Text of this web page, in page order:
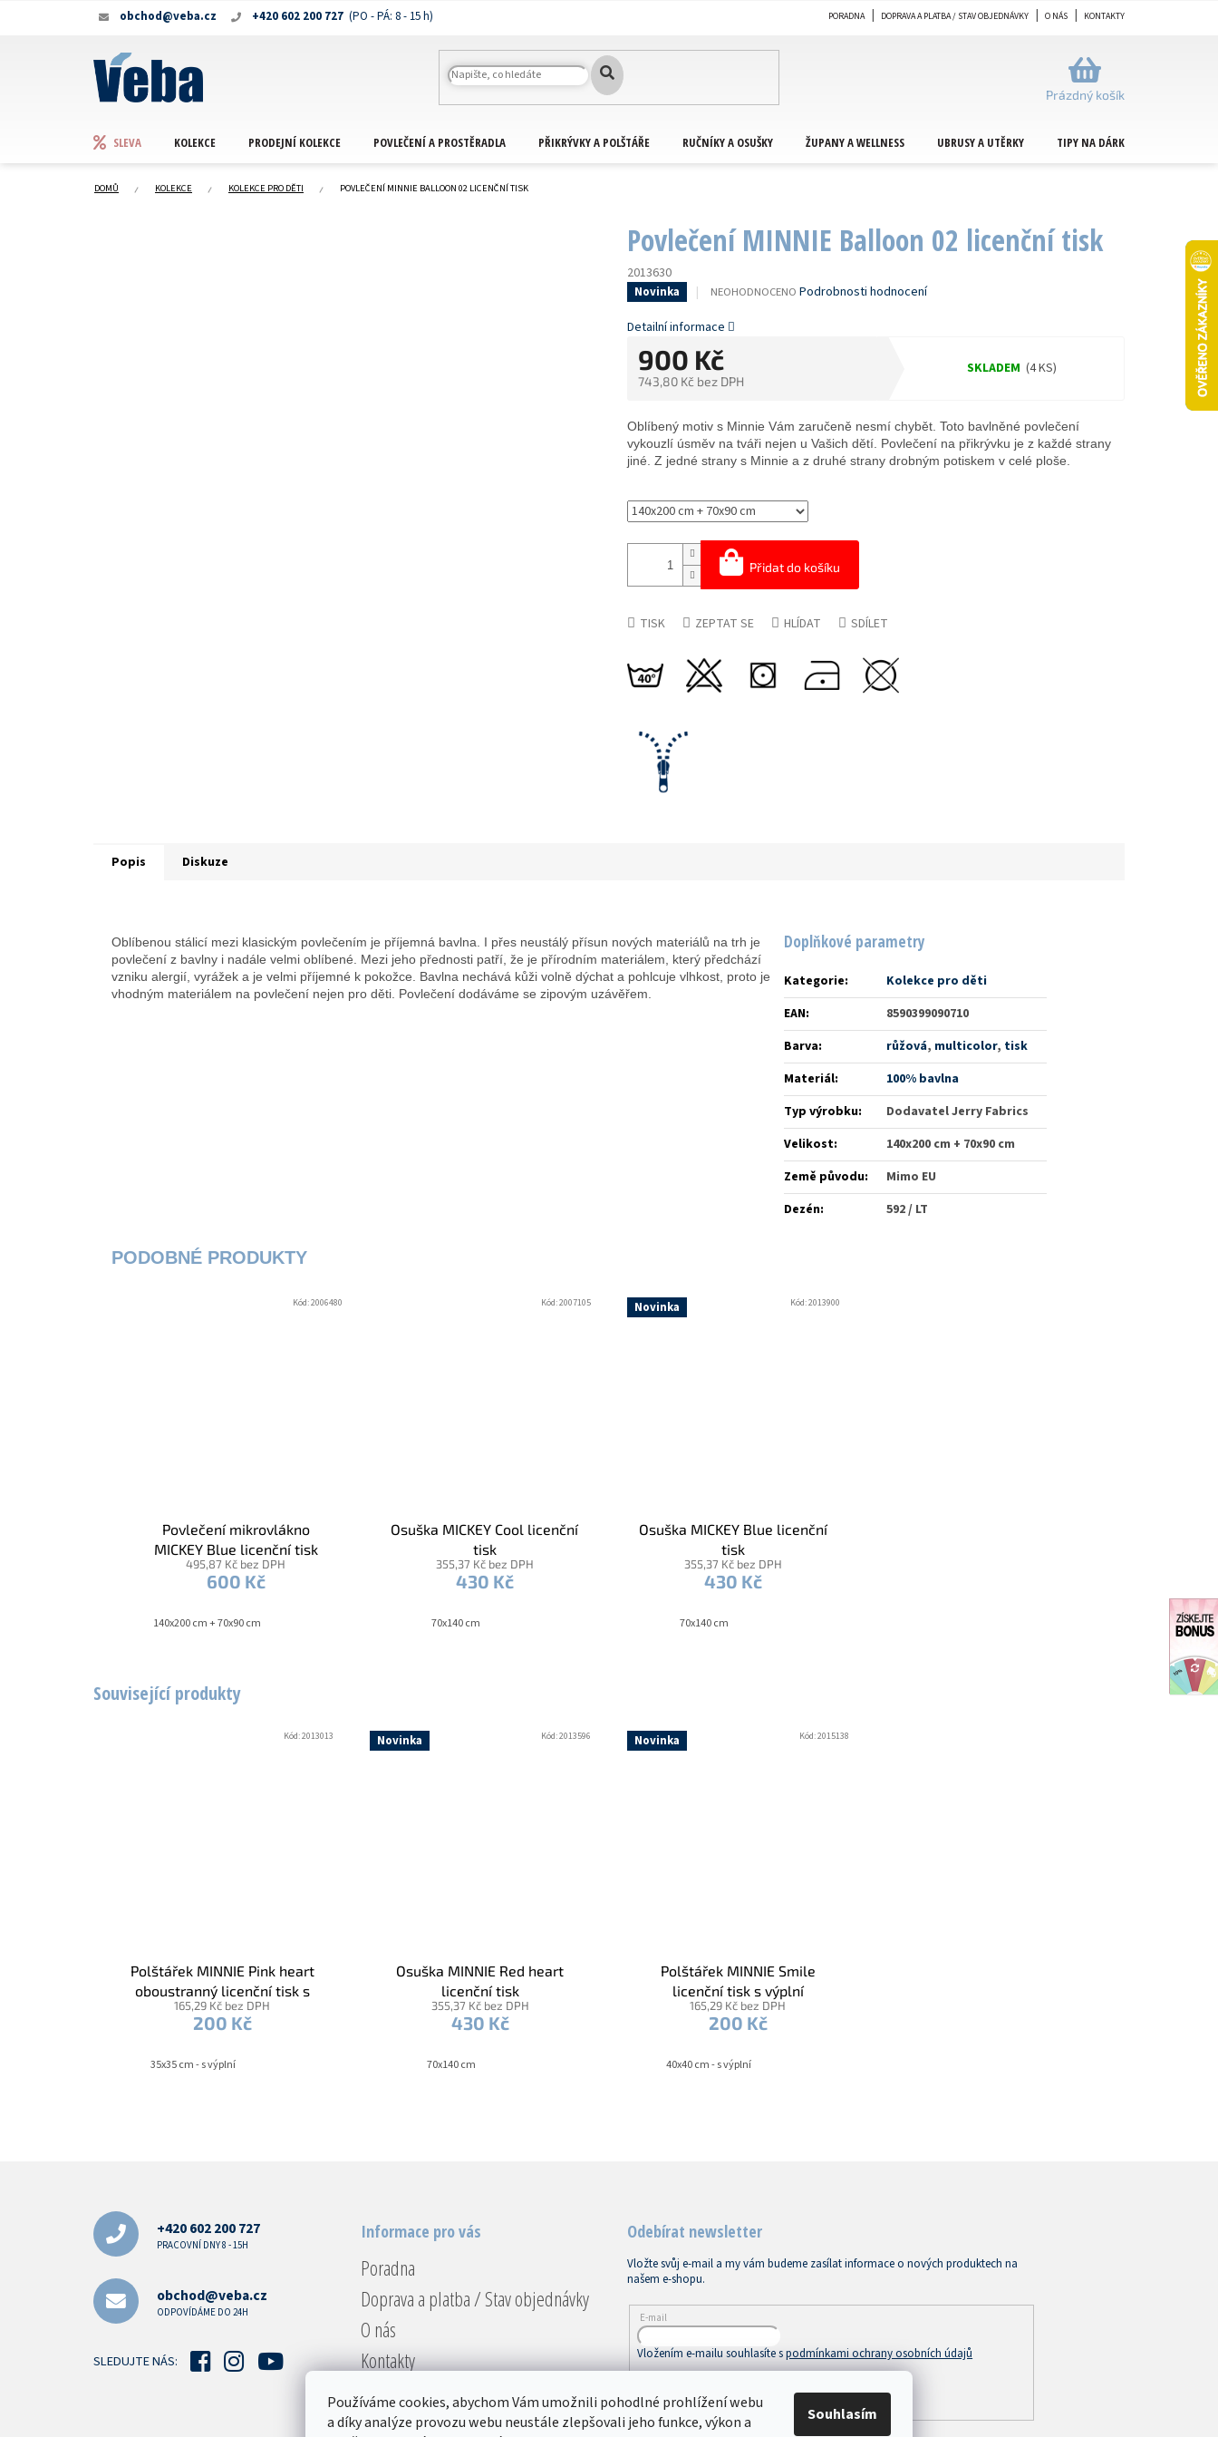
Používáme cookies, abychom Vám umožnili pohodlné prohlížení webu
a díky analýze provozu webu neustále zlepšovali jeho funkce, výkon a
Souhlasím
+420 602 200 727
obchod@veba.cz PORADNA DOPRAVA A PLATBA / STAV OBJEDNÁVKY O NÁS KONTAKTY
NÁKUPNÍ
KOŠÍK
Prázdný košík
SLEVA KOLEKCE PRODEJNÍ KOLEKCE POVLEČENÍ A PROSTĚRADLA PŘIKRÝVKY A POLŠTÁŘE RUČNÍKY A OSUŠKY ŽUPANY A WELLNESS UBRUSY A UTĚRKY TIPY NA DÁRKY
DOMŮ KOLEKCE KOLEKCE PRO DĚTI POVLEČENÍ MINNIE BALLOON 02 LICENČNÍ TISK
Povlečení MINNIE Balloon 02 licenční tisk
2013630
Novinka
PRŮMĚRNÉ
PRODUKTU
JE
0,0
Z
5
NEOHODNOCENO Podrobnosti hodnocení
900 Kč
743,80 Kč bez DPH
SKLADEM (4 KS)
Přidat do košíku
Oblíbený motiv s Minnie Vám zaručeně nesmí chybět. Toto bavlněné povlečení
vykouzlí úsměv na tváři nejen u Vašich dětí. Povlečení na přikrývku je z každé strany
jiné. Z jedné strany s Minnie a z druhé strany drobným potiskem v celé ploše.
Detailní informace
TISK ZEPTAT SE HLÍDAT SDÍLET
Související produkty
Polštářek MINNIE Pink heart
oboustranný licenční tisk s
výplní
165,29 Kč bez DPH
200 Kč
35x35 cm - s výplní
Kód:2013013 Novinka
Osuška MINNIE Red heart
licenční tisk
355,37 Kč bez DPH
430 Kč
70x140 cm
Kód:2013596 Novinka
Polštářek MINNIE Smile
licenční tisk s výplní
165,29 Kč bez DPH
200 Kč
40x40 cm - s výplní
Kód:2015138
Popis Diskuze
Oblíbenou stálicí mezi klasickým povlečením je příjemná bavlna. I přes neustálý přísun nových materiálů na trh je
povlečení z bavlny i nadále velmi oblíbené. Mezi jeho přednosti patří, že je přírodním materiálem, který předchází
vzniku alergií, vyrážek a je velmi příjemné k pokožce. Bavlna nechává kůži volně dýchat a pohlcuje vlhkost, proto je
vhodným materiálem na povlečení nejen pro děti. Povlečení dodáváme se zipovým uzávěřem.
Doplňkové parametry
Kategorie:
Kolekce pro děti
EAN:
8590399090710
Barva: růžová, multicolor, tisk
Materiál:
100% bavlna
Typ výrobku:
Dodavatel Jerry Fabrics
Velikost:
140x200 cm + 70x90 cm
Země původu:
Mimo EU
Dezén: 592 / LT
Povlečení mikrovlákno
MICKEY Blue licenční tisk
495,87 Kč bez DPH
600 Kč
140x200 cm + 70x90 cm
Kód:2006480
Osuška MICKEY Cool licenční
tisk
355,37 Kč bez DPH
430 Kč
70x140 cm
Kód:2007105 Novinka
Osuška MICKEY Blue licenční
tisk
355,37 Kč bez DPH
430 Kč
70x140 cm
Kód:2013900
+420 602 200 727
PRACOVNÍ DNY 8 - 15H
obchod@veba.cz
ODPOVÍDÁME DO 24H
SLEDUJTE NÁS:
Informace pro vás
Poradna
Doprava a platba / Stav objednávky
O nás
Kontakty
Reklamace a vrácení
Obchodní podmínky
Odebírat newsletter
Vložte svůj e-mail a my vám budeme zasílat informace o nových produktech na
našem e-shopu.
E-mail
Vložením e-mailu souhlasíte spodmínkami ochrany osobních údajů
PŘIHLÁSIT SE